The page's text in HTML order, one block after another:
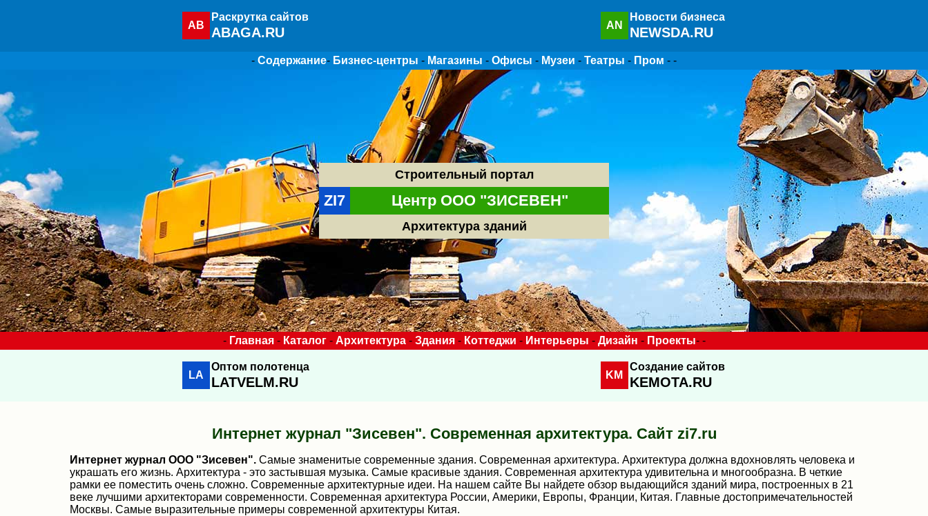
AB
Раскрутка сайтов
ABAGA.RU AN
Новости бизнеса
NEWSDA.RU
- Содержание- Бизнес-центры - Магазины - Офисы - Музеи - Театры - Пром - -
Строительный портал
ZI7 Центр ООО "ЗИСЕВЕН"
Архитектура зданий
- Главная- Каталог- Архитектура- Здания - Коттеджи - Интерьеры - Дизайн - Проекты- -
LA
Оптом полотенца
LATVELM.RU KM
Создание сайтов
KEMOTA.RU
Интернет журнал "Зисевен". Современная архитектура. Сайт zi7.ru
Интернет журнал ООО "Зисевен". Самые знаменитые современные здания. Современная архитектура. Архитектура должна вдохновлять человека и
украшать его жизнь. Архитектура - это застывшая музыка. Самые красивые здания. Современная архитектура удивительна и многообразна. В четкие
рамки ее поместить очень сложно. Современные архитектурные идеи. На нашем сайте Вы найдете обзор выдающийся зданий мира, построенных в 21
веке лучшими архитекторами современности. Современная архитектура России, Америки, Европы, Франции, Китая. Главные достопримечательностей
Москвы. Самые выразительные примеры современной архитектуры Китая.